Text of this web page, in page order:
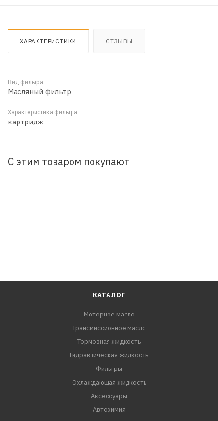
ХАРАКТЕРИСТИКИ ОТЗЫВЫ
Вид фильтра
Масляный фильтр
Характеристика фильтра
картридж
С этим товаром покупают
КАТАЛОГ
Моторное масло
Трансмиссионное масло
Тормозная жидкость
Гидравлическая жидкость
Фильтры
Охлаждающая жидкость
Аксессуары
Автохимия